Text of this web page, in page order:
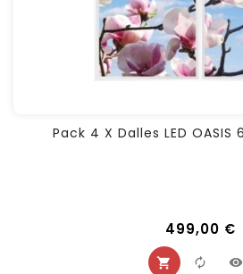
Pack 4 X Dalles LED
499,00 €